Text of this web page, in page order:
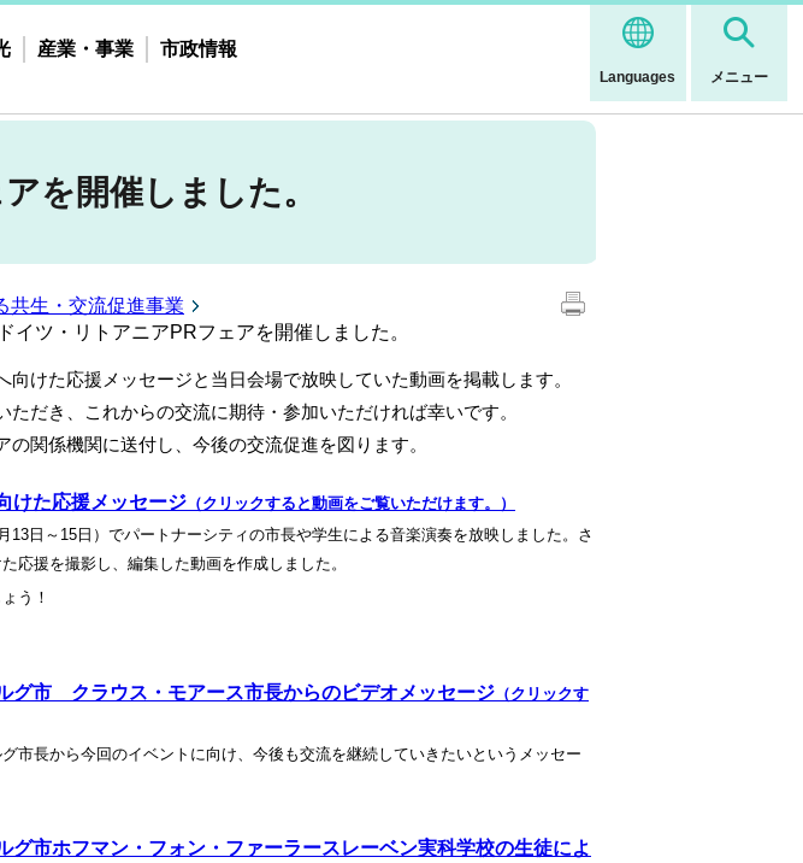
Languages メニュー
産業・事業 市政情報
を開催しました。
共生・交流促進事業
イツ・リトアニアPRフェアを開催しました。
けた応援メッセージと当日会場で放映していた動画を掲載します。
ただき、これからの交流に期待・参加いただければ幸いです。
関係機関に送付し、今後の交流促進を図ります。
けた応援メッセージ （クリックすると動画をご覧いただけます。）
13日～15日）でパートナーシティの市長や学生による音楽演奏を放映しました。さ
応援を撮影し、編集した動画を作成しました。
う！
グ市 クラウス・モアース市長からのビデオメッセージ （クリックす
市長から今回のイベントに向け、今後も交流を継続していきたいというメッセー
グ市ホフマン・フォン・ファーラースレーベン実科学校の生徒によ